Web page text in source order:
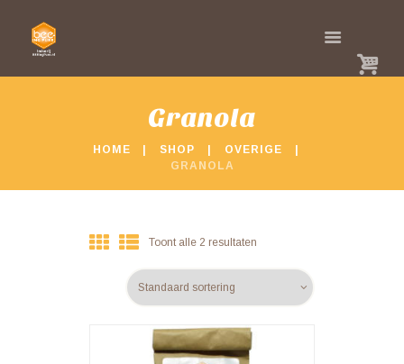
Granola
HOME SHOP
OVERIGE
GRANOLA
Toont alle 2 resultaten